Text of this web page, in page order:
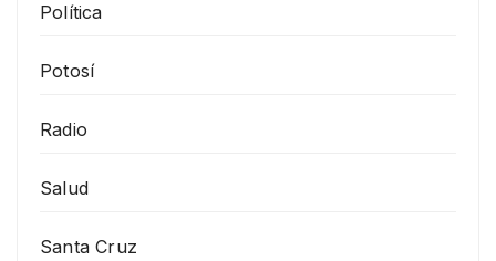
Política
Potosí
Radio
Salud
Santa Cruz